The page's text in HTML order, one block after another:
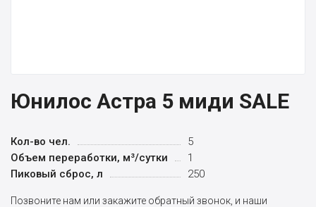
Юнилос Астра 5 миди SALE
Кол-во чел.
5
Объем переработки, м³/сутки
1
Пиковый сброс, л
250
Позвоните нам или закажите обратный звонок, и наши